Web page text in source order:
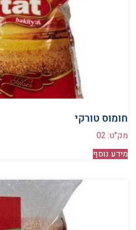
חומוס טורקי
מק"ט: 02
מידע נוסף